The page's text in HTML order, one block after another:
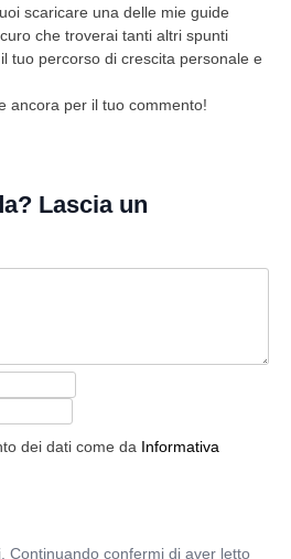
scaricare una delle mie guide
che troverai tanti altri spunti
tuo percorso di crescita personale e
ancora per il tuo commento!
dei dati come da Informativa